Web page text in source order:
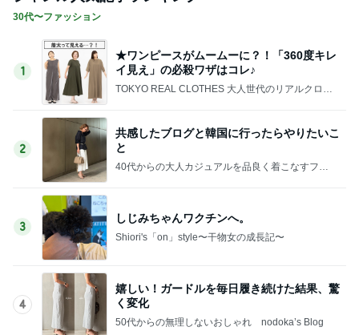
30代〜ファッション
1
★ワンピースがムームーに？！「360度キレ
イ見え」の必殺ワザはコレ♪
TOKYO REAL CLOTHES 大人世代のリアルクロー
2
共感したブログと韓国に行ったらやりたいこ
と
40代からの大人カジュアルを品良く着こなすファ
3
しじみちゃんワクチンへ。
Shiori's「on」style〜干物女の成長記〜
4
嬉しい！ガードルを毎日履き続けた結果、驚
く変化
50代からの無理しないおしゃれ nodoka’s Blog